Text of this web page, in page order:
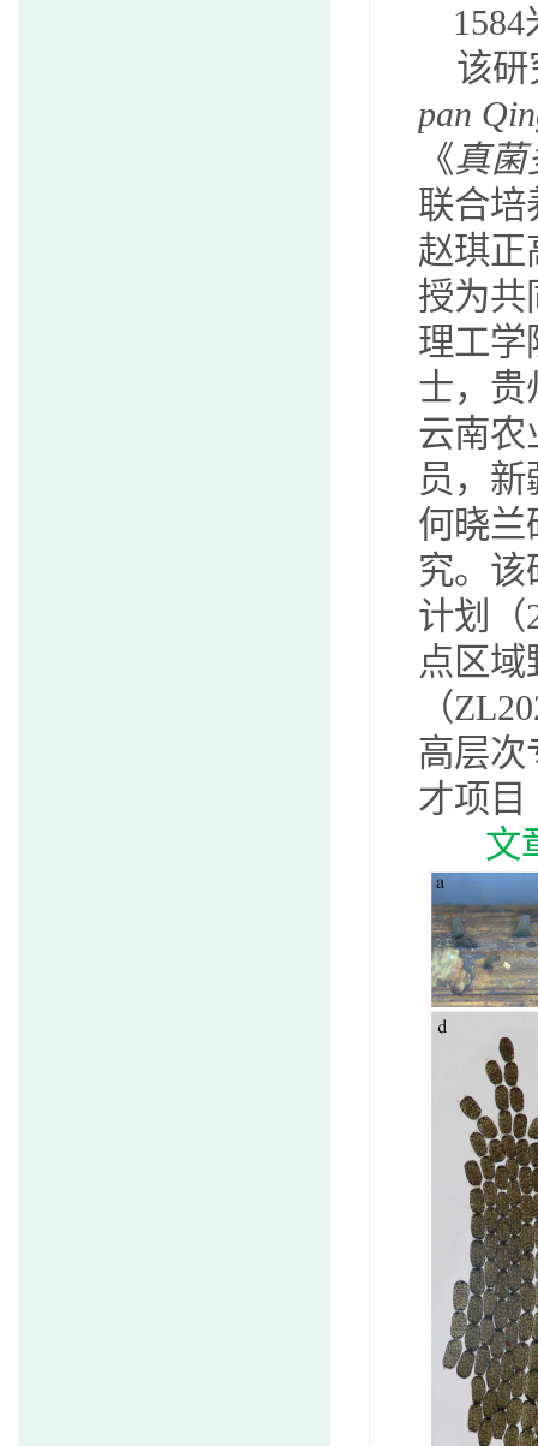
1584
该研
pan
《真菌
联合培
赵琪正
授为共
理工学
士，贵
云南农
员，
何晓兰
究。该
计划
（
点区
（
高层次
才项目
文